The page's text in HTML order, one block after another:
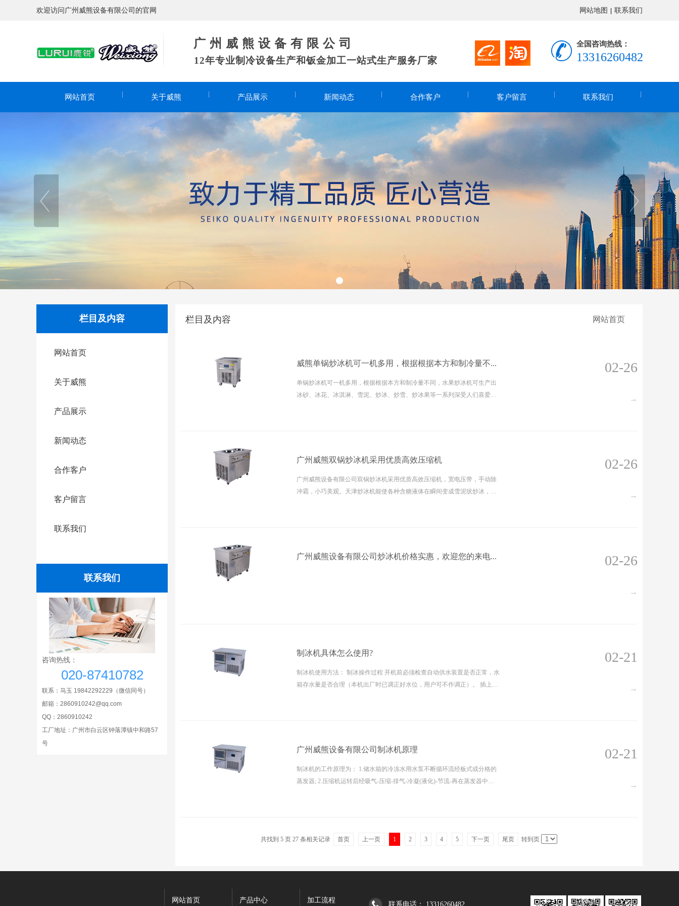
欢迎访问广州威熊设备有限公司的官网 网站地图 联系我们
广 州 威 熊 设 备 有 限 公 司
12年专业制冷设备生产和钣金加工一站式生产服务厂家
全国咨询热线：
13316260482
网站首页 关于威熊 产品展示 新闻动态 合作客户 客户留言 联系我们
栏目及内容
网站首页
关于威熊
产品展示
新闻动态
合作客户
客户留言
联系我们
联系我们
咨询热线：
020-87410782
联系：马玉 19842292229 （微信同号）
邮箱：2860910242@qq.com
QQ： 2860910242
工厂地址：广州市白云区钟落潭镇中和路57
号
栏目及内容 网站首页
威熊单锅炒冰机可一机多用，根据根据本方和制冷量不...
单锅炒冰机可一机多用，根据根据本方和制冷量不同，水果炒冰机可生产出
冰砂、冰花、冰淇淋、雪泥、炒冰、炒雪、炒冰果等一系列深受人们喜爱的
02-26
→
广州威熊双锅炒冰机采用优质高效压缩机
广州威熊设备有限公司双锅炒冰机采用优质高效压缩机，宽电压带，手动除
冲霜，小巧美观。天津炒冰机能使各种含糖液体在瞬间变成雪泥状炒冰，结
02-26
→
广州威熊设备有限公司炒冰机价格实惠，欢迎您的来电... 02-26
→
制冰机具体怎么使用?
制冰机使用方法： 制冰操作过程 开机前必须检查自动供水装置是否正常，水
箱存水量是否合理（本机出厂时已调正好水位，用户可不作调正）。 插上电
02-21
→
广州威熊设备有限公司制冰机原理
制冰机的工作原理为： 1.储水箱的冷冻水用水泵不断循环流经板式或分格的
蒸发器; 2.压缩机运转后经吸气-压缩-排气-冷凝(液化)-节流-再在蒸发器中
02-21
→
共找到 5 页 27 条相关记录 首页 上一页 1 2 3 4 5 下一页 尾页 转到页
网站首页 产品中心 加工流程
联系电话： 13316260482